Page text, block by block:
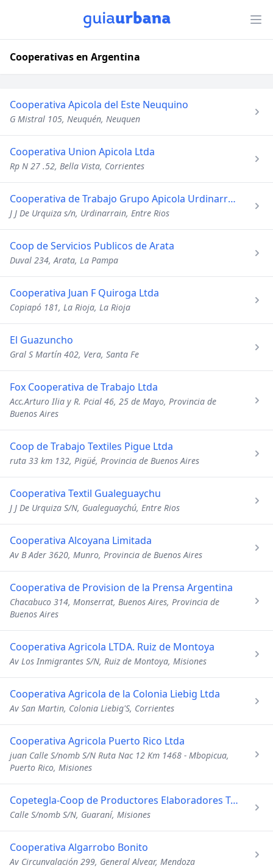
Cooperativas en Argentina
Cooperativa Apicola del Este Neuquino
G Mistral 105, Neuquén, Neuquen
Cooperativa Union Apicola Ltda
Rp N 27 .52, Bella Vista, Corrientes
Cooperativa de Trabajo Grupo Apicola Urdinarrain
J J De Urquiza s/n, Urdinarrain, Entre Rios
Coop de Servicios Publicos de Arata
Duval 234, Arata, La Pampa
Cooperativa Juan F Quiroga Ltda
Copiapó 181, La Rioja, La Rioja
El Guazuncho
Gral S Martín 402, Vera, Santa Fe
Fox Cooperativa de Trabajo Ltda
Acc.Arturo Ilia y R. Pcial 46, 25 de Mayo, Provincia de
Buenos Aires
Coop de Trabajo Textiles Pigue Ltda
ruta 33 km 132, Pigüé, Provincia de Buenos Aires
Cooperativa Textil Gualeguaychu
J J De Urquiza S/N, Gualeguaychú, Entre Rios
Cooperativa Alcoyana Limitada
Av B Ader 3620, Munro, Provincia de Buenos Aires
Cooperativa de Provision de la Prensa Argentina
Chacabuco 314, Monserrat, Buenos Aires, Provincia de
Buenos Aires
Cooperativa Agricola LTDA. Ruiz de Montoya
Av Los Inmigrantes S/N, Ruiz de Montoya, Misiones
Cooperativa Agricola de la Colonia Liebig Ltda
Av San Martin, Colonia Liebig'S, Corrientes
Cooperativa Agricola Puerto Rico Ltda
juan Calle S/nomb S/N Ruta Nac 12 Km 1468 - Mbopicua,
Puerto Rico, Misiones
Copetegla-Coop de Productores Elaboradores Te Guarani Ltda
Calle S/nomb S/N, Guaraní, Misiones
Cooperativa Algarrobo Bonito
Av Circunvalación 299, General Alvear, Mendoza